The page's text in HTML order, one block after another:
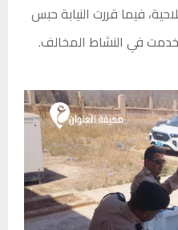
فيما قررت النيابة حبس